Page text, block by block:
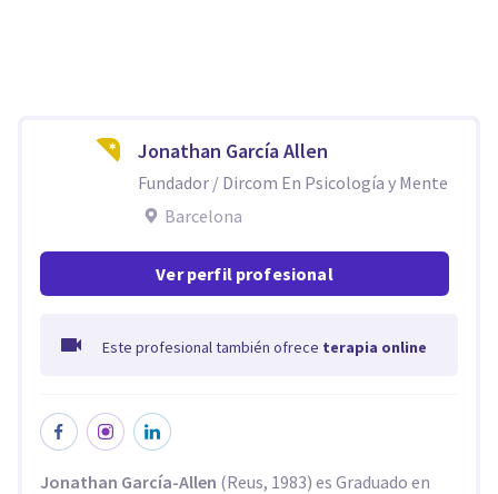
Jonathan García Allen
Fundador / Dircom En Psicología y Mente
Barcelona
Ver perfil profesional
Este profesional también ofrece terapia online
Jonathan García-Allen (Reus, 1983) es Graduado en